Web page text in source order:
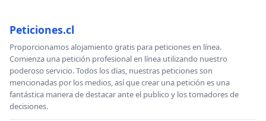
Peticiones.cl
Proporcionamos alojamiento gratis para peticiones en línea.
Comienza una petición profesional en línea utilizando nuestro
poderoso servicio. Todos los días, nuestras peticiones son
mencionadas por los medios, así que crear una petición es una
fantástica manera de destacar ante el publico y los tomadores de
decisiones.